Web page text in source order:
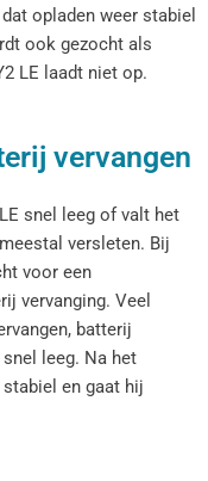
opladen weer stabiel
ook gezocht als
LE laadt niet op.
vervangen
snel leeg of valt het
versleten. Bij
voor een
vervanging. Veel
batterij
leeg. Na het
en gaat hij